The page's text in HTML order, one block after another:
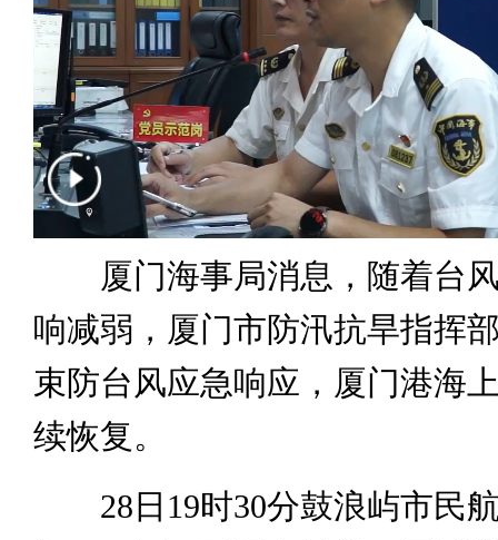
厦门海事局消息，随着台风
响减弱，厦门市防汛抗旱指挥
束防台风应急响应，厦门港海
续恢复。
28日19时30分鼓浪屿市民